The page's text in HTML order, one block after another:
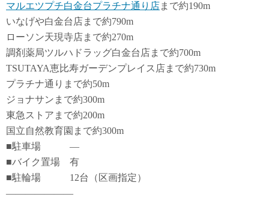
マルエツプチ白金台プラチナ通り店まで約190m
いなげや白金台店まで約790m
ローソン天現寺店まで約270m
調剤薬局ツルハドラッグ白金台店まで約700m
TSUTAYA恵比寿ガーデンプレイス店まで約730m
プラチナ通りまで約50m
ジョナサンまで約300m
東急ストアまで約200m
国立自然教育園まで約300m
■駐車場 ―
■バイク置場 有
■駐輪場 12台（区画指定）
―――――――